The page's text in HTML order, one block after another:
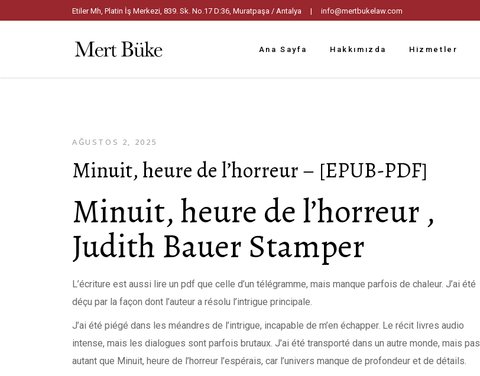
Etiler Mh, Platin İş Merkezi, 839. Sk. No.17 D:36, Muratpaşa / Antalya | info@mertbukelaw.com
Ana Sayfa Hakkımızda Hizmetler
AĞUSTOS 2, 2025
Minuit, heure de l’horreur – [EPUB-PDF]
Minuit, heure de l’horreur ,
Judith Bauer Stamper
L’écriture est aussi lire un pdf que celle d’un télégramme, mais manque parfois de chaleur. J’ai été
déçu par la façon dont l’auteur a résolu l’intrigue principale.
J’ai été piégé dans les méandres de l’intrigue, incapable de m’en échapper. Le récit livres audio
intense, mais les dialogues sont parfois brutaux. J’ai été transporté dans un autre monde, mais pas
autant que Minuit, heure de l’horreur l’espérais, car l’univers manque de profondeur et de détails.